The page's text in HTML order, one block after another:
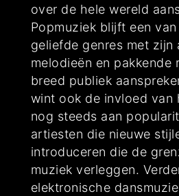
over de hele wereld
Popmuziek blijft een
geliefde genres met zijn
melodieën en pakkende
breed publiek
wint ook de invloed van
nog steeds aan
artiesten die nieuwe
introduceren die de
muziek verleggen.
elektronische